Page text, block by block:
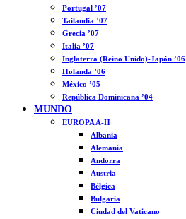
Portugal ’07
Tailandia ’07
Grecia ’07
Italia ’07
Inglaterra (Reino Unido)-Japón ’06
Holanda ’06
México ’05
República Dominicana ’04
MUNDO
EUROPA A-H
Albania
Alemania
Andorra
Austria
Bélgica
Bulgaria
Ciudad del Vaticano